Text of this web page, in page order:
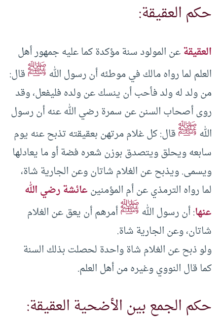
حكم العقيقة:
العقيقةعن المولود سنة مؤكدة كما عليه جمهور أهل
العلم لما رواه مالك في موطئه أن رسول اللهﷺقال:
من ولد له ولد فأحب أن ينسك عن ولده فليفعل، وقد
روى أصحاب السنن عن سمرة رضي الله عنه أن رسول
اللهﷺقال: كل غلام مرتهن بعقيقته تذبح عنه يوم
سابعه ويحلق ويتصدق بوزن شعره فضة أو ما يعادلها
ويسمى. ويذبح عن الغلام شاتان وعن الجارية شاة،
لما رواه الترمذي عن أم المؤمنينعائشة رضي الله
عنها: أن رسول اللهﷺأمرهم أن يعق عن الغلام
شاتان، وعن الجارية شاة.
ولو ذبح عن الغلام شاة واحدة لحصلت بذلك السنة
كما قال النووي وغيره من أهل العلم.
حكم الجمع بين الأضحية العقيقة: